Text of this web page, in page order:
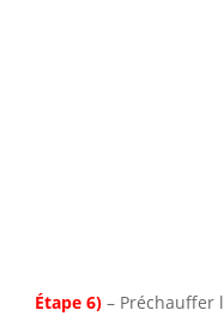
Étape 6) – Préchauffer